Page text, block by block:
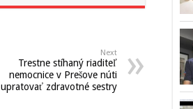
Next
Trestne stíhaný riaditeľ
nemocnice v Prešove núti
upratovať zdravotné sestry